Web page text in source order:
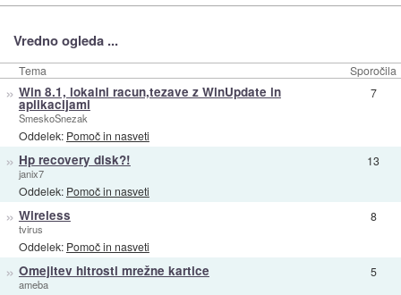
Vredno ogleda ...
Tema Sporočila
» Win 8.1, lokalni racun,tezave z WinUpdate in
aplikacijami
SmeskoSnezak
Oddelek: Pomoč in nasveti
7
» Hp recovery disk?!
janix7
Oddelek: Pomoč in nasveti
13
» Wireless
tvirus
Oddelek: Pomoč in nasveti
8
» Omejitev hitrosti mrežne kartice
ameba
5